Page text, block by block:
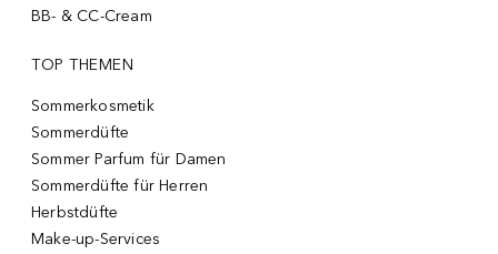
BB- & CC-Cream
TOP THEMEN
Sommerkosmetik
Sommerdüfte
Sommer Parfum für Damen
Sommerdüfte für Herren
Herbstdüfte
Make-up-Services